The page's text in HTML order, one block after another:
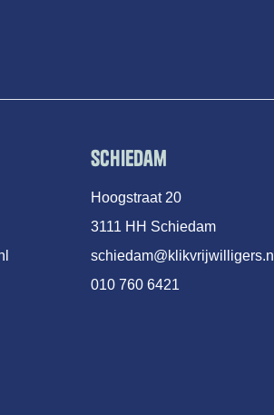
Schiedam
Hoogstraat 20
3111 HH Schiedam
schiedam@klikvrijwilligers.nl
010 760 6421